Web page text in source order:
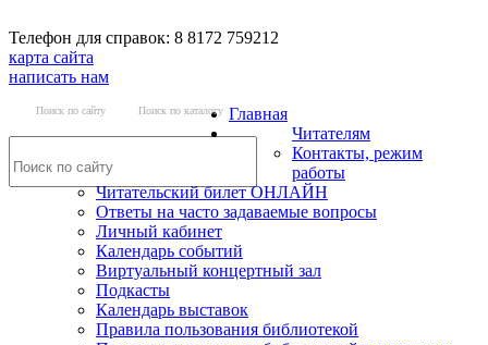
Телефон для справок: 8 8172 759212
карта сайта
написать нам
Поиск по сайту Поиск по каталогу Главная
Читателям
Контакты, режим
работы
Читательский билет ОНЛАЙН
Ответы на часто задаваемые вопросы
Личный кабинет
Календарь событий
Виртуальный концертный зал
Подкасты
Календарь выставок
Правила пользования библиотекой